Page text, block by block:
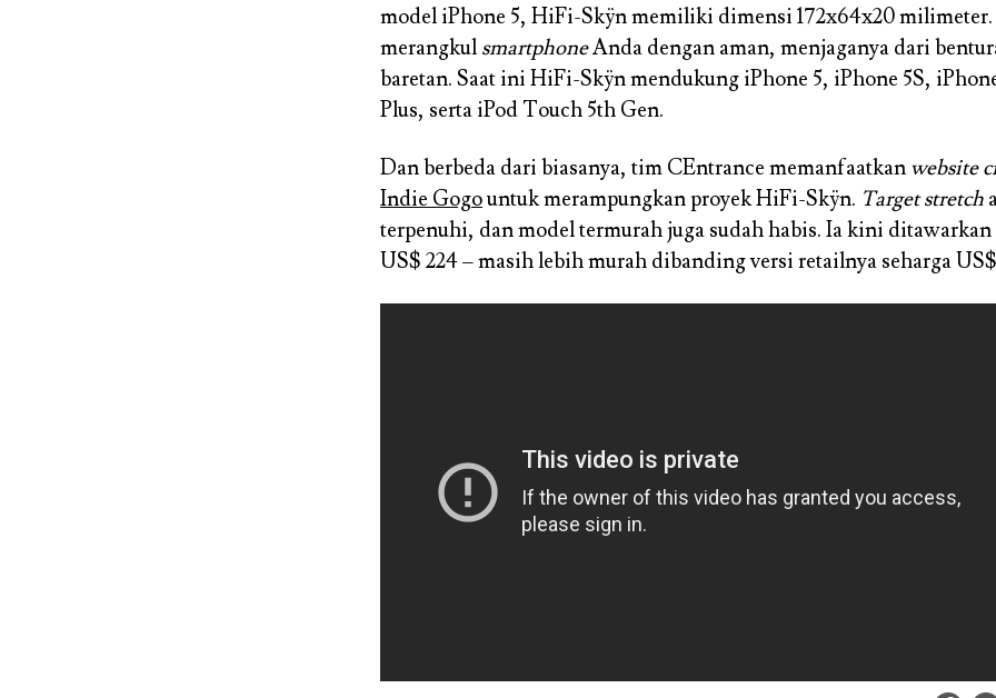
model iPhone 5, HiFi-Skÿn memiliki dimensi 172x64x20 milimeter.
merangkul smartphoneAnda dengan aman, menjaganya dari
baretan. Saat ini HiFi-Skÿn mendukung iPhone 5, iPhone 5S,
Plus, serta iPod Touch 5th Gen.
Dan berbeda dari biasanya, tim CEntrance memanfaatkan website
Indie Gogountuk merampungkan proyek HiFi-Skÿn. Target stretch
terpenuhi, dan model termurah juga sudah habis. Ia kini
US$ 224 – masih lebih murah dibanding versi retailnya seharga